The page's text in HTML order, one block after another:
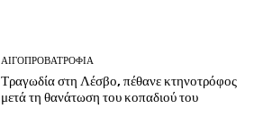
ΑΙΓΟΠΡΟΒΑΤΡΟΦΊΑ
Τραγωδία στη Λέσβο, πέθανε κτηνοτρόφος
μετά τη θανάτωση του κοπαδιού του